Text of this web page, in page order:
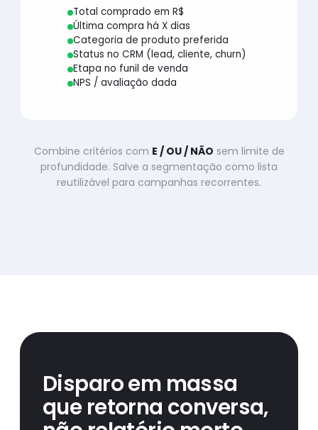
Total comprado em R$
Última compra há X dias
Categoria de produto preferida
Status no CRM (lead, cliente, churn)
Etapa no funil de venda
NPS / avaliação dada
Combine critérios com E / OU / NÃO sem limite de
profundidade. Salve a segmentação como lista
reutilizável para campanhas recorrentes.
Disparo em massa
que retorna conversa,